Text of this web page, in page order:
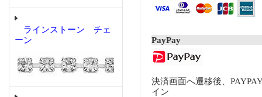
ラインストーン チェ
ーン
PayPay
決済画面へ遷移後、
イン